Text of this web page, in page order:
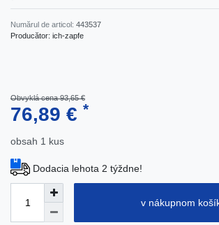
Numărul de articol: 443537
Producător: ich-zapfe
Obvyklá cena 93,65 €
76,89 € *
obsah 1 kus
Dodacia lehota 2 týždne!
v nákupnom